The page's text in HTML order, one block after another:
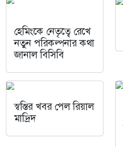
হেমিংকে নেতৃত্বে রেখে
নতুন পরিকল্পনার কথা
জানাল বিসিবি
স্বস্তির খবর পেল রিয়াল
মাদ্রিদ